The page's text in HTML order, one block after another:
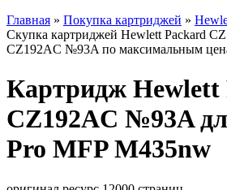
Главная » Покупка картриджей »
Скупка картриджей Hewlett Packard
CZ192AС №93A по максимальным
Картридж Hewlett
CZ192AС №93A
Pro MFP M435nw